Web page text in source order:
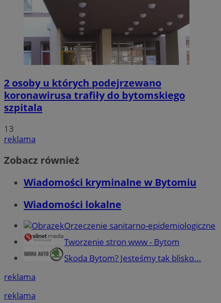
2 osoby u których podejrzewano
koronawirusa trafiły do bytomskiego
szpitala
13
reklama
Zobacz również
Wiadomości kryminalne w Bytomiu
Wiadomości lokalne
Orzeczenie sanitarno-epidemiologiczne
Tworzenie stron www - Bytom
Skoda Bytom? Jesteśmy tak blisko...
reklama
reklama